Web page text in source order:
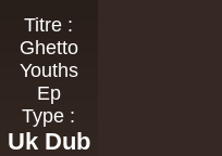
Titre :
Ghetto
Youths
Ep
Type :
Uk Dub